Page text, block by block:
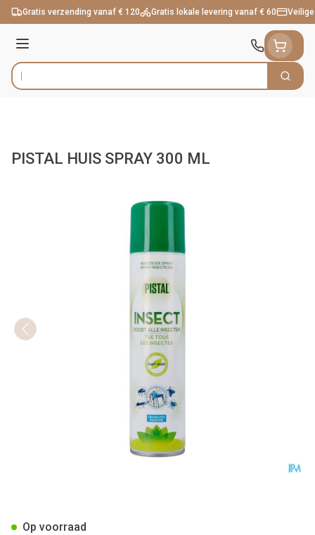
Ga naar de inhoud
Gratis verzending vanaf € 120 Gratis lokale levering vanaf € 60
Menu
Product, merk, categorie... Zoek
PISTAL HUIS SPRAY 300 ML
Op voorraad